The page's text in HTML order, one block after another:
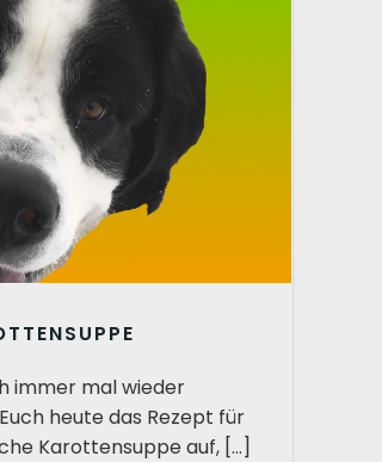
immer mal wieder
heute das Rezept für
Karottensuppe auf, […]